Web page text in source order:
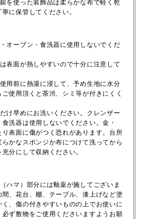
を使った装飾品は柔らかな布で軽く乾
に保管してください。
オーブン・食洗器に使用しないでくだ
表面が熱しやすいので十分に注意して
用前に熱湯に浸して、予め生地に水分
使用頂くと茶渋、シミ等が付きにくく
け早めにお洗いください。クレンザー
洗器は使用しないでください。金・
表面に傷がつく恐れがあります。台所
かなスポンジか布につけて洗ってから
分にして収納ください。
ハマ）部分には釉薬が施してございま
、花台、棚、テーブル、漆上げなど塗
、傷の付きやすいものの上でお使いに
ず敷物をご使用くださいますようお願